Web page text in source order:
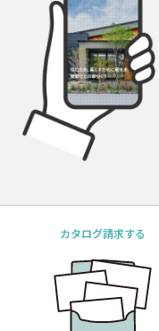
カタログ請求する